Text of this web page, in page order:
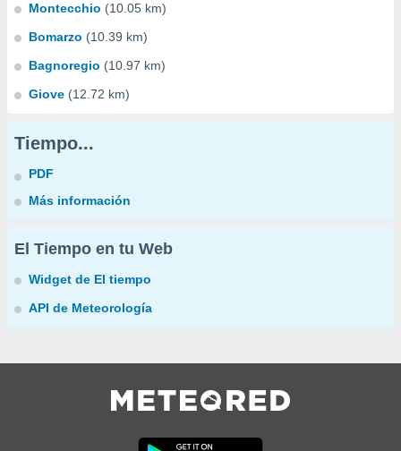
Montecchio (10.05 km)
Bomarzo (10.39 km)
Bagnoregio (10.97 km)
Giove (12.72 km)
Tiempo...
PDF
Más información
El Tiempo en tu Web
Widget de El tiempo
API de Meteorología